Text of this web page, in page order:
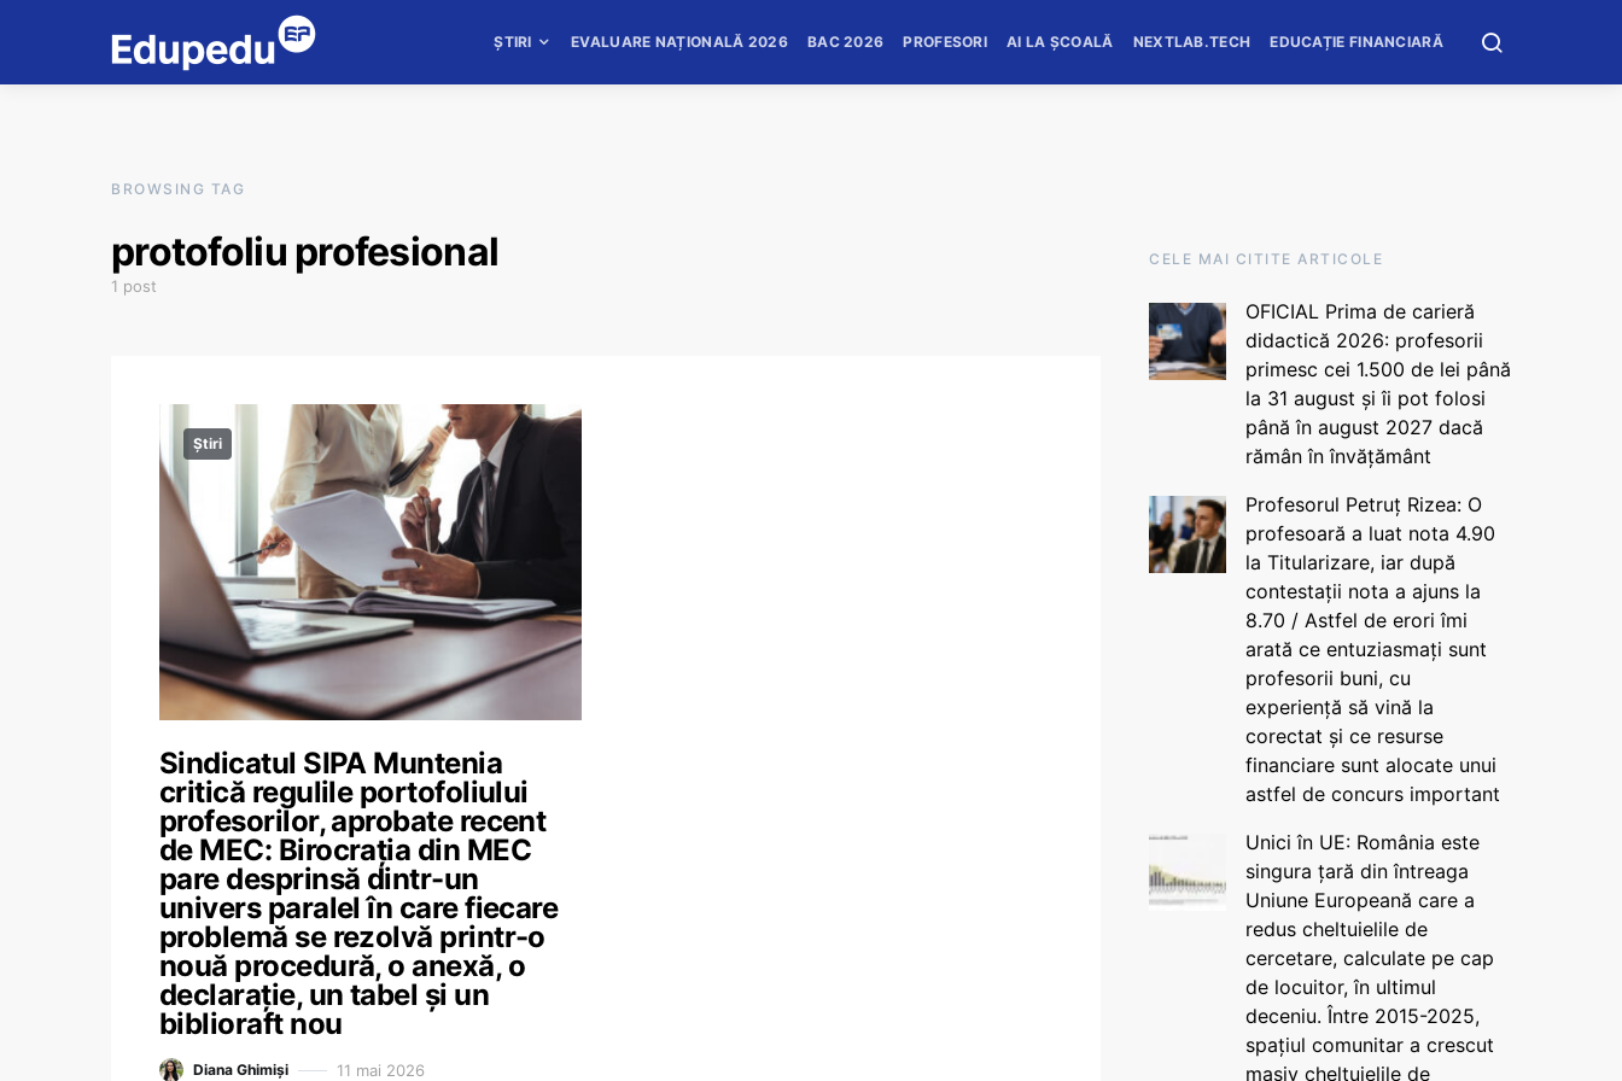
ȘTIRI EVALUARE NAȚIONALĂ 2026 BAC 2026 PROFESORI AI LA ȘCOALĂ NEXTLAB.TECH EDUCAȚIE FINANCIARĂ
BROWSING TAG
protofoliu profesional
1 post
Știri
Sindicatul SIPA Muntenia
critică regulile portofoliului
profesorilor, aprobate recent
de MEC: Birocrația din MEC
pare desprinsă dintr-un
univers paralel în care fiecare
problemă se rezolvă printr-o
nouă procedură, o anexă, o
declarație, un tabel și un
biblioraft nou
Diana Ghimiși 11 mai 2026
CELE MAI CITITE ARTICOLE
OFICIAL Prima de carieră
didactică 2026: profesorii
primesc cei 1.500 de lei până
la 31 august și îi pot folosi
până în august 2027 dacă
rămân în învățământ
Profesorul Petruț Rizea: O
profesoară a luat nota 4.90
la Titularizare, iar după
contestații nota a ajuns la
8.70 / Astfel de erori îmi
arată ce entuziasmați sunt
profesorii buni, cu
experiență să vină la
corectat și ce resurse
financiare sunt alocate unui
astfel de concurs important
Unici în UE: România este
singura țară din întreaga
Uniune Europeană care a
redus cheltuielile de
cercetare, calculate pe cap
de locuitor, în ultimul
deceniu. Între 2015-2025,
spațiul comunitar a crescut
masiv cheltuielile de